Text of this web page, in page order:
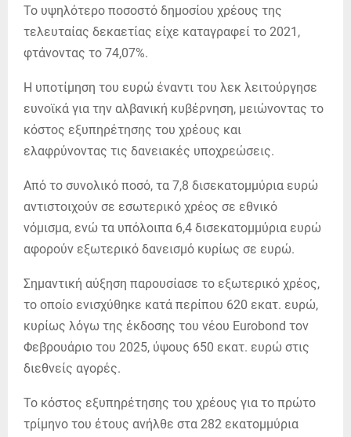
Το υψηλότερο ποσοστό δημοσίου χρέους της
τελευταίας δεκαετίας είχε καταγραφεί το 2021,
φτάνοντας το 74,07%.
Η υποτίμηση του ευρώ έναντι του λεκ λειτούργησε
ευνοϊκά για την αλβανική κυβέρνηση, μειώνοντας το
κόστος εξυπηρέτησης του χρέους και
ελαφρύνοντας τις δανειακές υποχρεώσεις.
Από το συνολικό ποσό, τα 7,8 δισεκατομμύρια ευρώ
αντιστοιχούν σε εσωτερικό χρέος σε εθνικό
νόμισμα, ενώ τα υπόλοιπα 6,4 δισεκατομμύρια ευρώ
αφορούν εξωτερικό δανεισμό κυρίως σε ευρώ.
Σημαντική αύξηση παρουσίασε το εξωτερικό χρέος,
το οποίο ενισχύθηκε κατά περίπου 620 εκατ. ευρώ,
κυρίως λόγω της έκδοσης του νέου Eurobond τον
Φεβρουάριο του 2025, ύψους 650 εκατ. ευρώ στις
διεθνείς αγορές.
Το κόστος εξυπηρέτησης του χρέους για το πρώτο
τρίμηνο του έτους ανήλθε στα 282 εκατομμύρια